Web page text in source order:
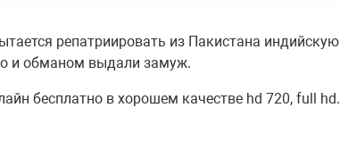
репатриировать из Пакистана индийскую
и обманом выдали замуж.
бесплатно в хорошем качестве hd 720, full hd.